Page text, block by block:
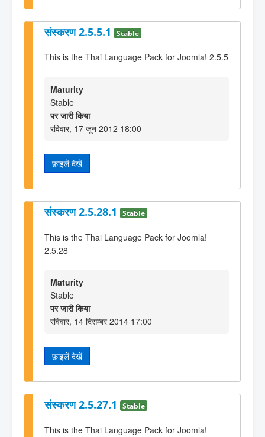
संस्करण 2.5.5.1 Stable
This is the Thai Language Pack for Joomla! 2.5.5
Maturity
Stable
पर जारी किया
रविवार, 17 जून 2012 18:00
फ़ाइलें देखें
संस्करण 2.5.28.1 Stable
This is the Thai Language Pack for Joomla!
2.5.28
Maturity
Stable
पर जारी किया
रविवार, 14 दिसम्बर 2014 17:00
फ़ाइलें देखें
संस्करण 2.5.27.1 Stable
This is the Thai Language Pack for Joomla!